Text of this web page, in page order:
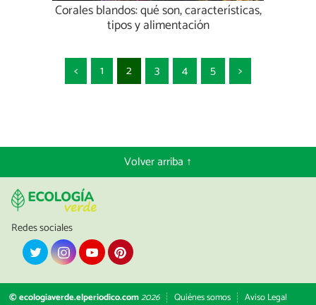
Corales blandos: qué son, características,
tipos y alimentación
< 1 2 3 4 5 >
Volver arriba ↑
Redes sociales
© ecologiaverde.elperiodico.com2026 Quiénes somos Aviso Legal